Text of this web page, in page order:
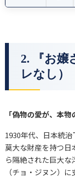
2. 『お嬢
レなし）
「偽物の愛が、本物
1930年代、日本統治
莫大な財産を持つ日
ら隔絶された巨大
（チョ・ジヌン）